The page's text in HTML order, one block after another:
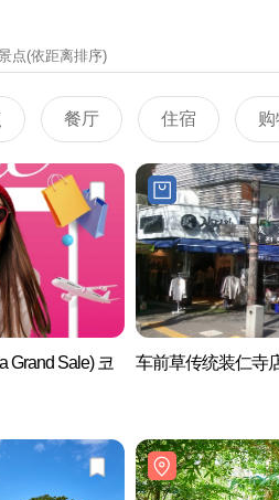
点(依距离排序)
餐厅 住宿 购
Grand Sale) 코
车前草传统装仁寺